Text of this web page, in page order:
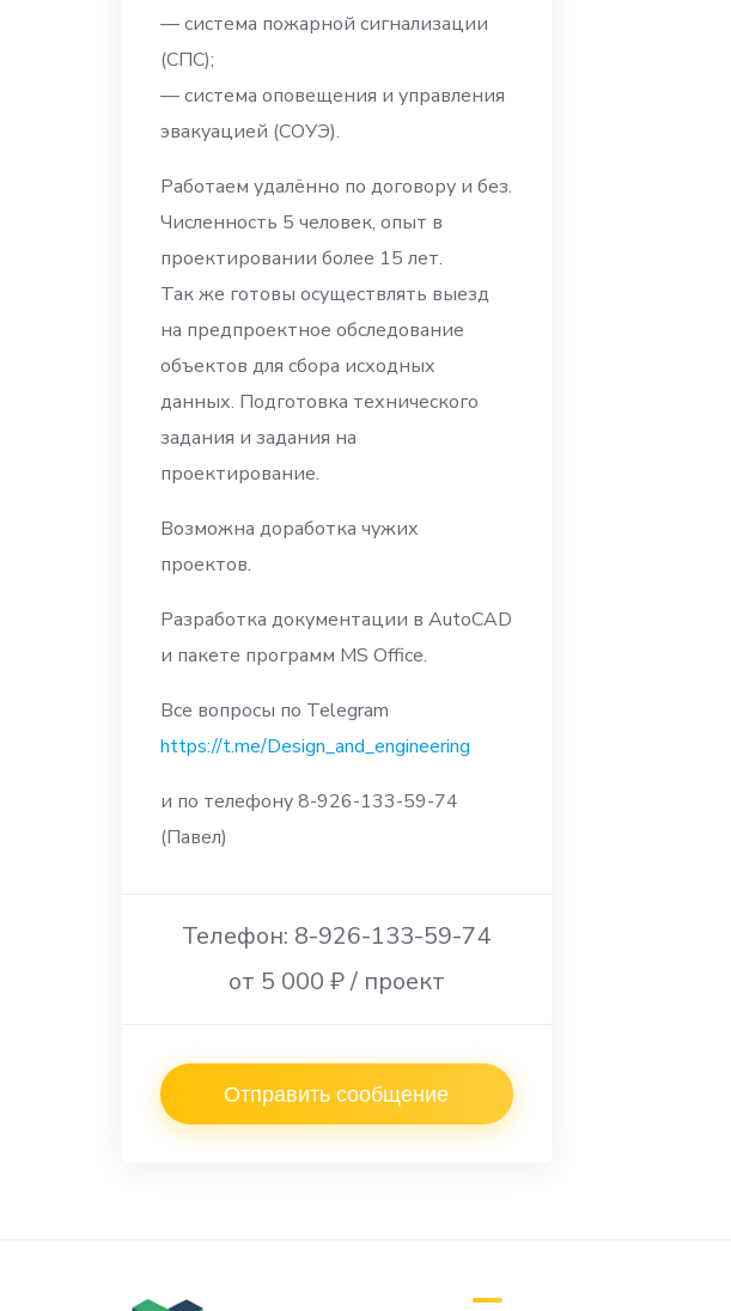
— система пожарной сигнализации
(СПС);
— система оповещения и управления
эвакуацией (СОУЭ).
Работаем удалённо по договору и без.
Численность 5 человек, опыт в
проектировании более 15 лет.
Так же готовы осуществлять выезд
на предпроектное обследование
объектов для сбора исходных
данных. Подготовка технического
задания и задания на
проектирование.
Возможна доработка чужих
проектов.
Разработка документации в AutoCAD
и пакете программ MS Office.
Все вопросы по Telegram
https://t.me/Design_and_engineering
и по телефону 8-926-133-59-74
(Павел)
Телефон: 8-926-133-59-74
от 5 000 ₽ / проект
Отправить сообщение